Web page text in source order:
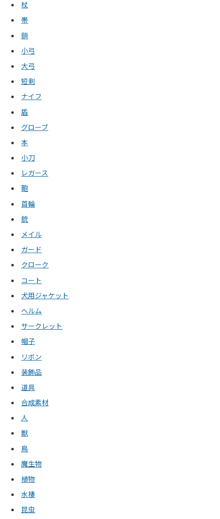
杖
帯
鎖
小弓
大弓
短剣
ナイフ
盾
グローブ
本
小刀
レガース
鞄
首輪
銃
メイル
ガード
クローク
コート
犬用ジャケット
ヘルム
サークレット
帽子
リボン
装飾品
道具
合成素材
人
獣
鳥
魔生物
植物
水棲
昆虫